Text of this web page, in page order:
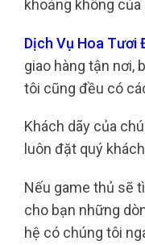
khoảng không
Dịch Vụ Hoa Tươi
giao hàng tận nơi,
tôi cũng đều có
Khách dãy của
luôn đặt quý
Nếu game thủ sẽ
cho bạn những
hệ có chúng tôi